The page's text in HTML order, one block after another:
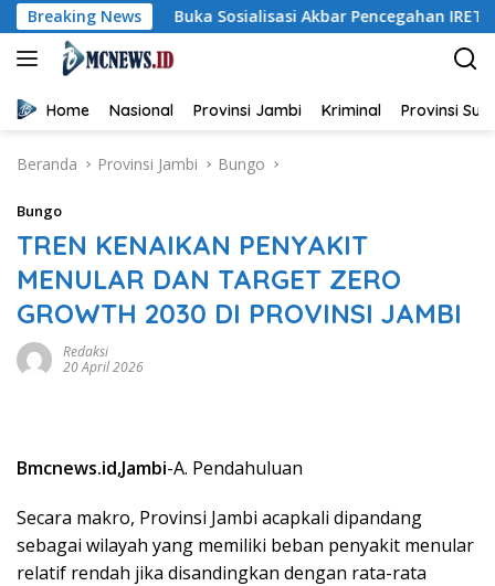
Langsung
ke
konten
Breaking News
Buka Sosialisasi Akbar Pencegahan IRET, TCC,
Home Nasional Provinsi Jambi Kriminal Provinsi
Beranda Provinsi Jambi Bungo
Bungo
TREN KENAIKAN PENYAKIT
MENULAR DAN TARGET ZERO
GROWTH 2030 DI PROVINSI JAMBI
Redaksi
20 April 2026
Bmcnews.id,Jambi-A. Pendahuluan
Secara makro, Provinsi Jambi acapkali dipandang
sebagai wilayah yang memiliki beban penyakit menular
relatif rendah jika disandingkan dengan rata-rata